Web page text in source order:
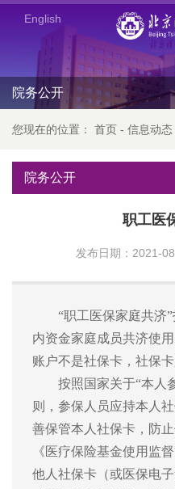
English
院务公开
您现在的位置： 首页 - 信息动态
院务公开
职工医
发布日期：2021-
“职工医保家庭共济
内资金家庭成员共济使
账户不是社保卡，社保
按照国家关于“本人
则，参保人员应持本人
善保管本人社保卡，防
《医疗保险基金使用监
他人社保卡（或医保电